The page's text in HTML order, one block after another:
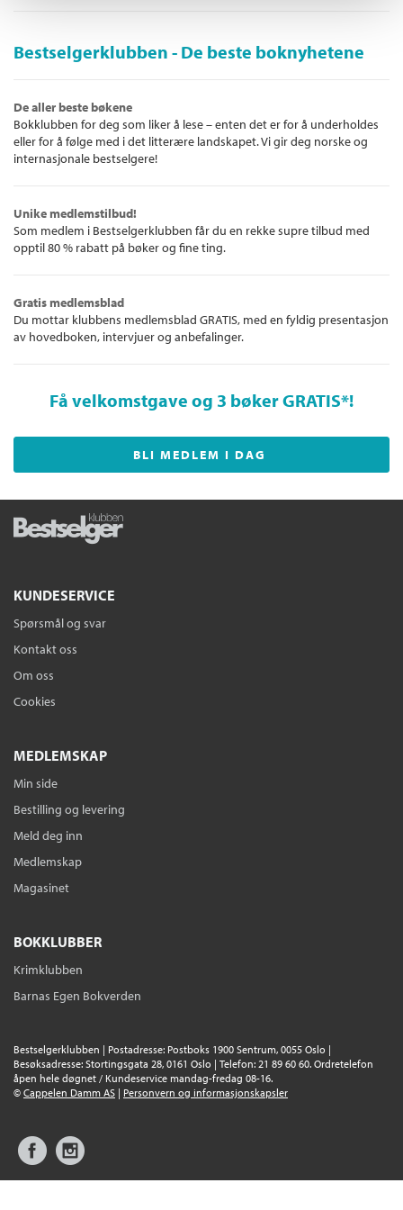
Bestselgerklubben - De beste boknyhetene
De aller beste bøkene
Bokklubben for deg som liker å lese – enten det er for å underholdes
eller for å følge med i det litterære landskapet. Vi gir deg norske og
internasjonale bestselgere!
Unike medlemstilbud!
Som medlem i Bestselgerklubben får du en rekke supre tilbud med
opptil 80 % rabatt på bøker og fine ting.
Gratis medlemsblad
Du mottar klubbens medlemsblad GRATIS, med en fyldig presentasjon
av hovedboken, intervjuer og anbefalinger.
Få velkomstgave og 3 bøker GRATIS*!
BLI MEDLEM I DAG
KUNDESERVICE
Spørsmål og svar
Kontakt oss
Om oss
Cookies
MEDLEMSKAP
Min side
Bestilling og levering
Meld deg inn
Medlemskap
Magasinet
BOKKLUBBER
Krimklubben
Barnas Egen Bokverden
Bestselgerklubben | Postadresse: Postboks 1900 Sentrum, 0055 Oslo |
Besøksadresse: Stortingsgata 28, 0161 Oslo | Telefon: 21 89 60 60. Ordretelefon
åpen hele døgnet / Kundeservice mandag-fredag 08-16.
© Cappelen Damm AS | Personvern og informasjonskapsler
Facebook